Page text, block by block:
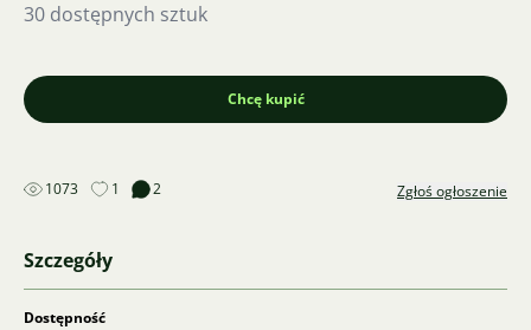
30 dostępnych sztuk
Chcę kupić
1073 1 2 Zgłoś ogłoszenie
Szczegóły
Dostępność